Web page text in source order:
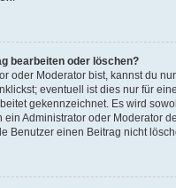
bearbeiten oder löschen?
oder Moderator bist, kannst du
eventuell ist dies nur für
gekennzeichnet. Es wird
ein Administrator oder Moderator
Benutzer einen Beitrag nicht